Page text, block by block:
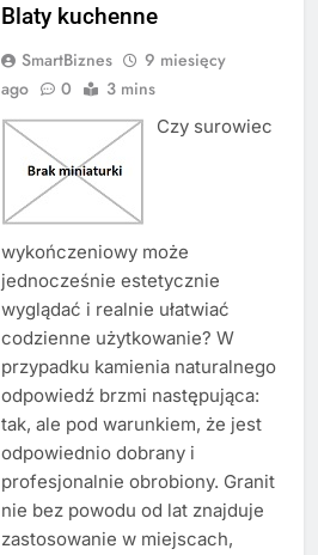
Blaty kuchenne
SmartBiznes
9 miesięcy
ago
0 3 mins
Czy surowiec
wykończeniowy może
jednocześnie estetycznie
wyglądać i realnie ułatwiać
codzienne użytkowanie? W
przypadku kamienia naturalnego
odpowiedź brzmi następująca:
tak, ale pod warunkiem, że jest
odpowiednio dobrany i
profesjonalnie obrobiony. Granit
nie bez powodu od lat znajduje
zastosowanie w miejscach,